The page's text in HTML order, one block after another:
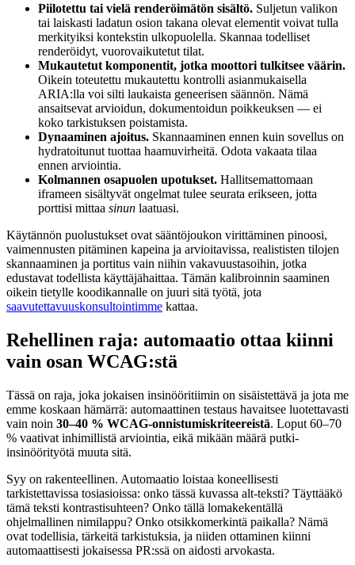
Piilotettu tai vielä renderöimätön sisältö. Suljetun valikon
tai laiskasti ladatun osion takana olevat elementit voivat tulla
merkityiksi kontekstin ulkopuolella. Skannaa todelliset
renderöidyt, vuorovaikutetut tilat.
Mukautetut komponentit, jotka moottori tulkitsee väärin.
Oikein toteutettu mukautettu kontrolli asianmukaisella
ARIA:lla voi silti laukaista geneerisen säännön. Nämä
ansaitsevat arvioidun, dokumentoidun poikkeuksen — ei
koko tarkistuksen poistamista.
Dynaaminen ajoitus. Skannaaminen ennen kuin sovellus on
hydratoitunut tuottaa haamuvirheitä. Odota vakaata tilaa
ennen arviointia.
Kolmannen osapuolen upotukset. Hallitsemattomaan
iframeen sisältyvät ongelmat tulee seurata erikseen, jotta
porttisi mittaa sinun laatuasi.
Käytännön puolustukset ovat sääntöjoukon virittäminen pinoosi,
vaimennusten pitäminen kapeina ja arvioitavissa, realististen tilojen
skannaaminen ja portitus vain niihin vakavuustasoihin, jotka
edustavat todellista käyttäjähaittaa. Tämän kalibroinnin saaminen
oikein tietylle koodikannalle on juuri sitä työtä, jota
saavutettavuuskonsultointimme kattaa.
Rehellinen raja: automaatio ottaa kiinni
vain osan WCAG:stä
Tässä on raja, joka jokaisen insinööritiimin on sisäistettävä ja jota me
emme koskaan hämärrä: automaattinen testaus havaitsee luotettavasti
vain noin 30–40 % WCAG-onnistumiskriteereistä. Loput 60–70
% vaativat inhimillistä arviointia, eikä mikään määrä putki-
insinöörityötä muuta sitä.
Syy on rakenteellinen. Automaatio loistaa koneellisesti
tarkistettavissa tosiasioissa: onko tässä kuvassa alt-teksti? Täyttääkö
tämä teksti kontrastisuhteen? Onko tällä lomakekentällä
ohjelmallinen nimilappu? Onko otsikkomerkintä paikalla? Nämä
ovat todellisia, tärkeitä tarkistuksia, ja niiden ottaminen kiinni
automaattisesti jokaisessa PR:ssä on aidosti arvokasta.